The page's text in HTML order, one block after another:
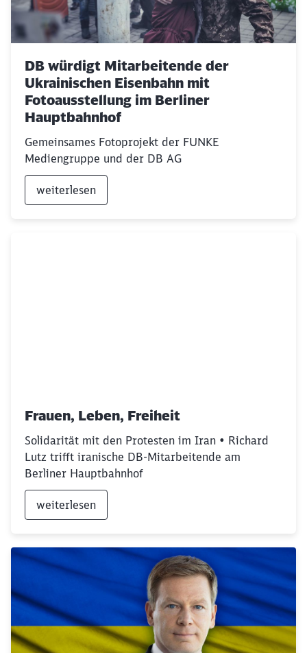
DB würdigt Mitarbeitende der
Ukrainischen Eisenbahn mit
Fotoausstellung im Berliner
Hauptbahnhof
Gemeinsames Fotoprojekt der FUNKE
Mediengruppe und der DB AG
weiterlesen
Frauen, Leben, Freiheit
Solidarität mit den Protesten im Iran • Richard
Lutz trifft iranische DB-Mitarbeitende am
Berliner Hauptbahnhof
weiterlesen